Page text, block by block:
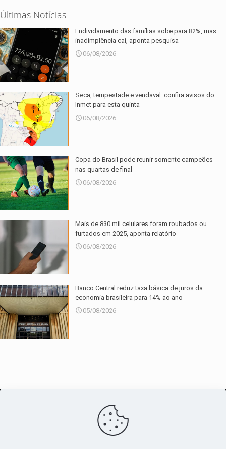
Últimas Notícias
Endividamento das famílias sobe para 82%, mas
inadimplência cai, aponta pesquisa
06/08/2026
Seca, tempestade e vendaval: confira avisos do
Inmet para esta quinta
06/08/2026
Copa do Brasil pode reunir somente campeões
nas quartas de final
06/08/2026
Mais de 830 mil celulares foram roubados ou
furtados em 2025, aponta relatório
06/08/2026
Banco Central reduz taxa básica de juros da
economia brasileira para 14% ao ano
05/08/2026
canal de notícias